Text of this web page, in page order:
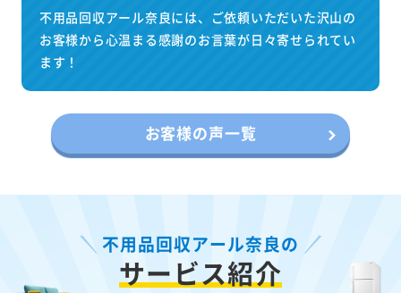
不用品回収アール奈良には、ご依頼いただいた沢山の
お客様から心温まる感謝のお言葉が日々寄せられてい
ます！
お客様の声一覧
不用品回収アール奈良の
サービス紹介